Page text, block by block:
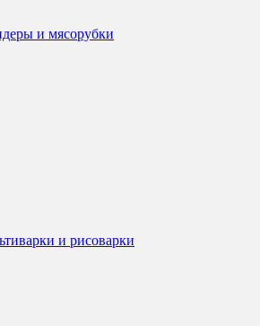
и мясорубки
и рисоварки